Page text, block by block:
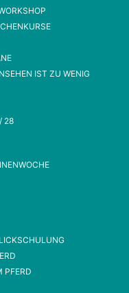
IST ZU WENIG
28
PFERD